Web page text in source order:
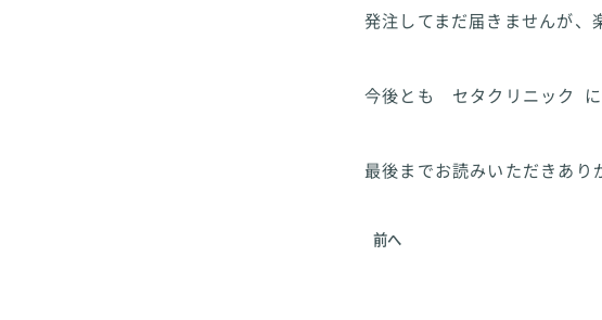
発注してまだ届きませんが、
今後とも セタクリニック に
最後までお読みいただきあ
前へ